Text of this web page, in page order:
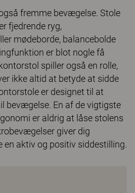
fremme bevægelse. Stole
fjedrende ryg,
mødeborde, balancebolde
er blot nogle få
spiller også en rolle,
ikke altid at betyde at sidde
er designet til at
bevægelse. En af de vigtigste
er aldrig at låse stolens
giver dig
en aktiv og positiv siddestilling.